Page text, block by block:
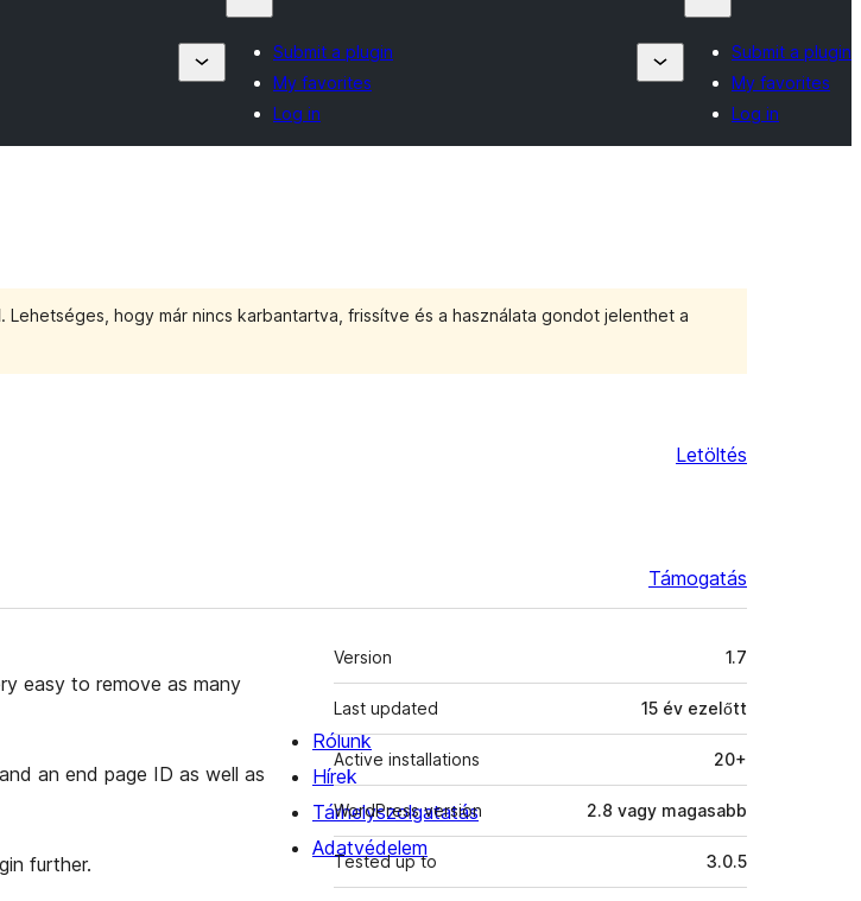
Submit a plugin
My favorites
Log in
Submit a plugin
My favorites
Log in
. Lehetséges, hogy már nincs karbantartva, frissítve és a használata gondot jelenthet a
Letöltés
Támogatás
easy to remove as many
an end page ID as well as
further.
Meta
Version 1.7
Last updated 15 év ezelőtt
Active installations 20+
WordPress version 2.8 vagy magasabb
Tested up to 3.0.5
Rólunk
Hírek
Tárhelyszolgatatás
Adatvédelem